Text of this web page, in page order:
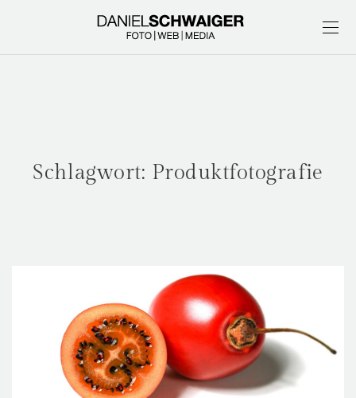
Schlagwort: Produktfotografie